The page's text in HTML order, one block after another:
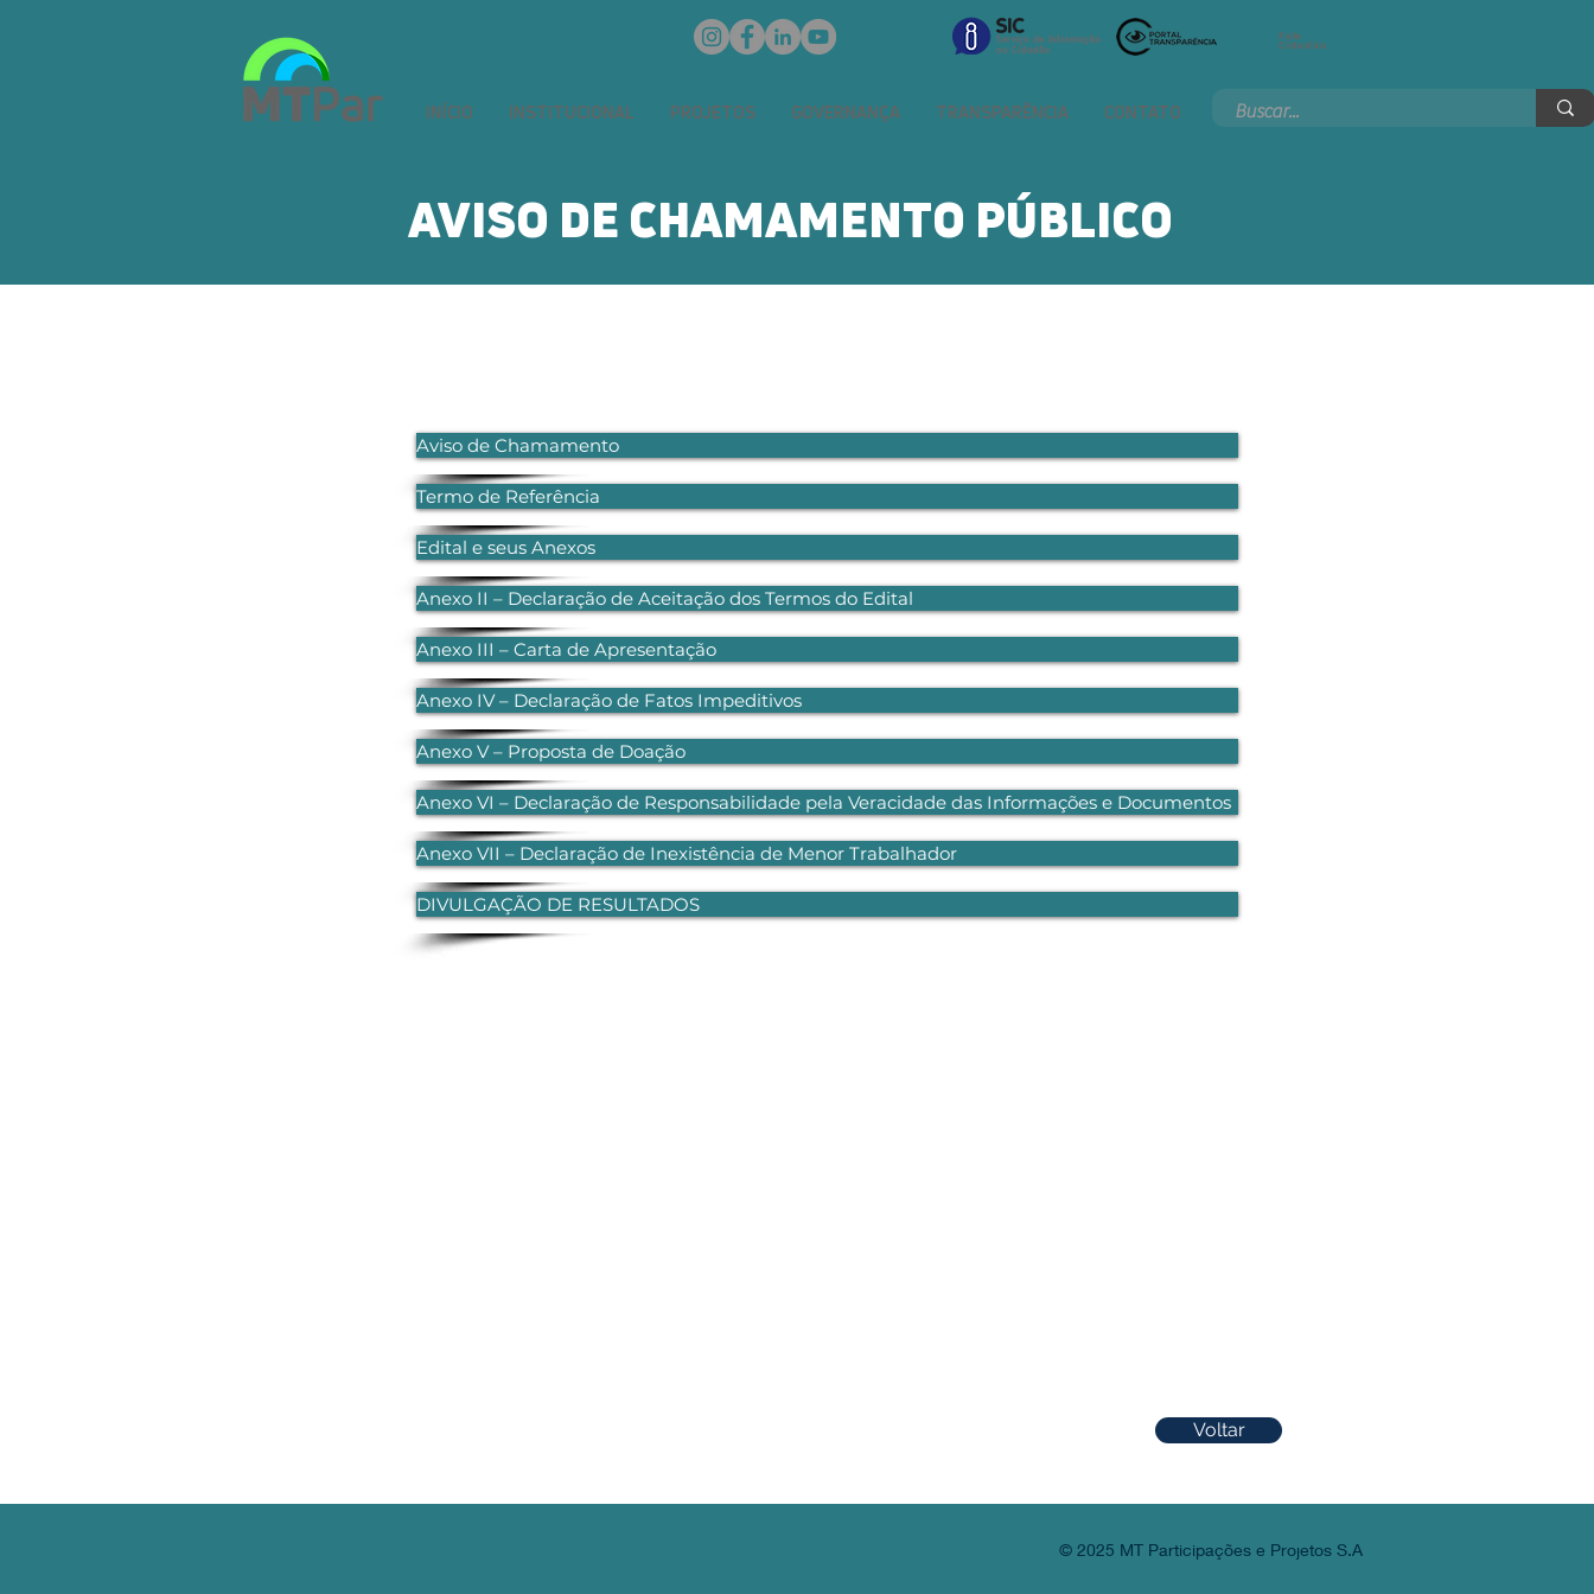
INÍCIO INSTITUCIONAL PROJETOS GOVERNANÇA TRANSPARÊNCIA CONTATO
Fale
Cidadão
AVISO DE CHAMAMENTO PÚBLICO
Aviso de Chamamento
Termo de Referência
Edital e seus Anexos
Anexo II – Declaração de Aceitação dos Termos do Edital
Anexo III – Carta de Apresentação
Anexo IV – Declaração de Fatos Impeditivos
Anexo V – Proposta de Doação
Anexo VI – Declaração de Responsabilidade pela Veracidade das Informações e Documentos
Anexo VII – Declaração de Inexistência de Menor Trabalhador
DIVULGAÇÃO DE RESULTADOS
Voltar
© 2025 MT Participações e Projetos S.A